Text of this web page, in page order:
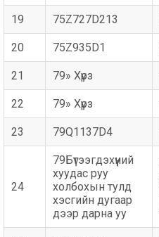
19 75Z727D213
20 75Z935D1
21 79» Хүрз
22 79» Хүрз
23 79Q1137D4
24
79Бүтээгдэхүүний
хуудас руу
холбохын тулд
хэсгийн дугаар
дээр дарна уу